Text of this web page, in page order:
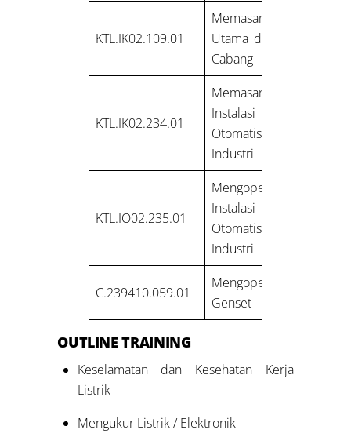
KTL.IK02.109.01
Memasang PHB
Utama dan PHB
Cabang
KTL.IK02.234.01
Memasang
Instalasi
Otomatis Listrik
Industri
KTL.IO02.235.01
Mengoperasikan
Instalasi
Otomatis Listrik
Industri
C.239410.059.01
Mengoperasikan
Genset
OUTLINE TRAINING
Keselamatan dan Kesehatan Kerja
Listrik
Mengukur Listrik / Elektronik